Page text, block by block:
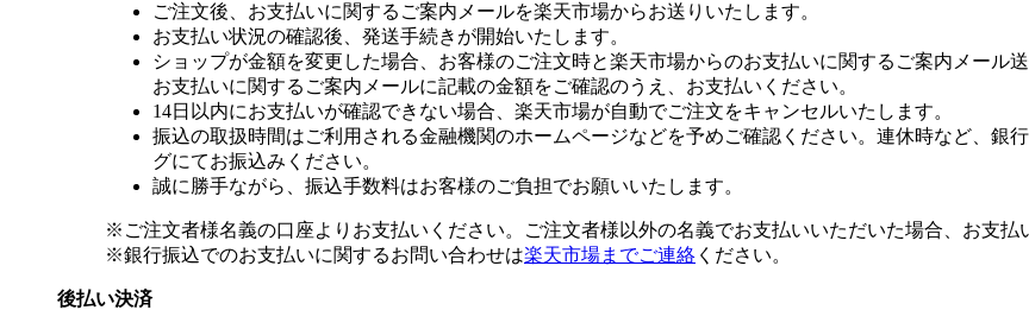
ご注文後、お支払いに関するご案内メールを楽天市場からお送りいたします。
お支払い状況の確認後、発送手続きが開始いたします。
ショップが金額を変更した場合、お客様のご注文時と楽天市場からのお支払いに関するご案内メール
お支払いに関するご案内メールに記載の金額をご確認のうえ、お支払いください。
14日以内にお支払いが確認できない場合、楽天市場が自動でご注文をキャンセルいたします。
振込の取扱時間はご利用される金融機関のホームページなどを予めご確認ください。連休時など、銀
グにてお振込みください。
誠に勝手ながら、振込手数料はお客様のご負担でお願いいたします。
※ご注文者様名義の口座よりお支払いください。ご注文者様以外の名義でお支払いいただいた場合、お支払
※銀行振込でのお支払いに関するお問い合わせは楽天市場までご連絡 ください。
後払い決済